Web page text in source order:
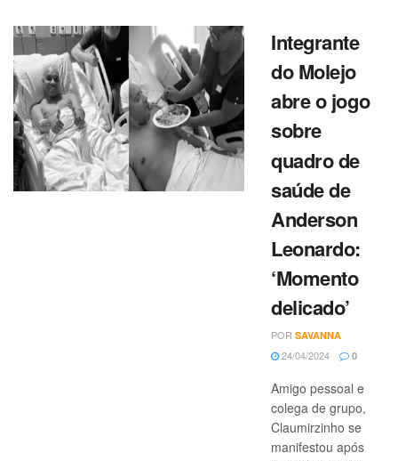
Integrante
do Molejo
abre o jogo
sobre
quadro de
saúde de
Anderson
Leonardo:
‘Momento
delicado’
POR SAVANNA
24/04/2024 0
Amigo pessoal e
colega de grupo,
Claumirzinho se
manifestou após